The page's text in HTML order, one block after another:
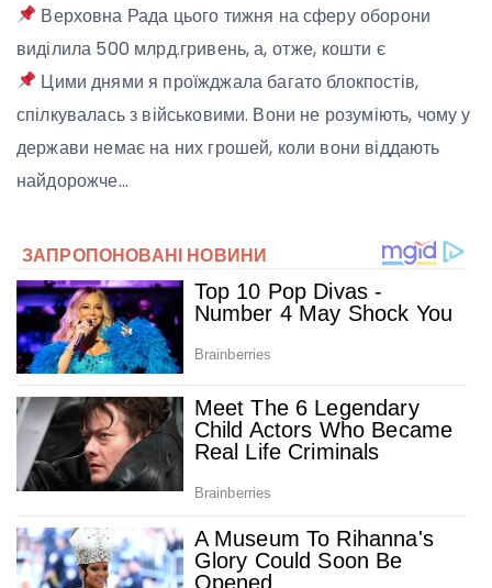
Верховна Рада цього тижня на сферу оборони
виділила 500 млрд.гривень, а, отже, кошти є
Цими днями я проїжджала багато блокпостів,
спілкувалась з військовими. Вони не розуміють, чому у
держави немає на них грошей, коли вони віддають
найдорожче…